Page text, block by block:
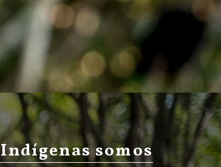
Indígenas somos